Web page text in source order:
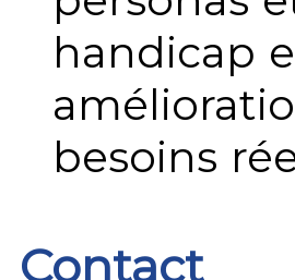
handicap
besoins
Contact